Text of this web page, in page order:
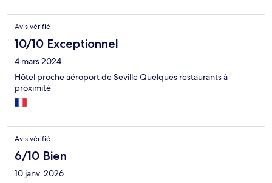
Avis vérifié
10/10 Exceptionnel
4 mars 2024
Hôtel proche aéroport de Seville Quelques restaurants à
proximité
Avis vérifié
6/10 Bien
10 janv. 2026